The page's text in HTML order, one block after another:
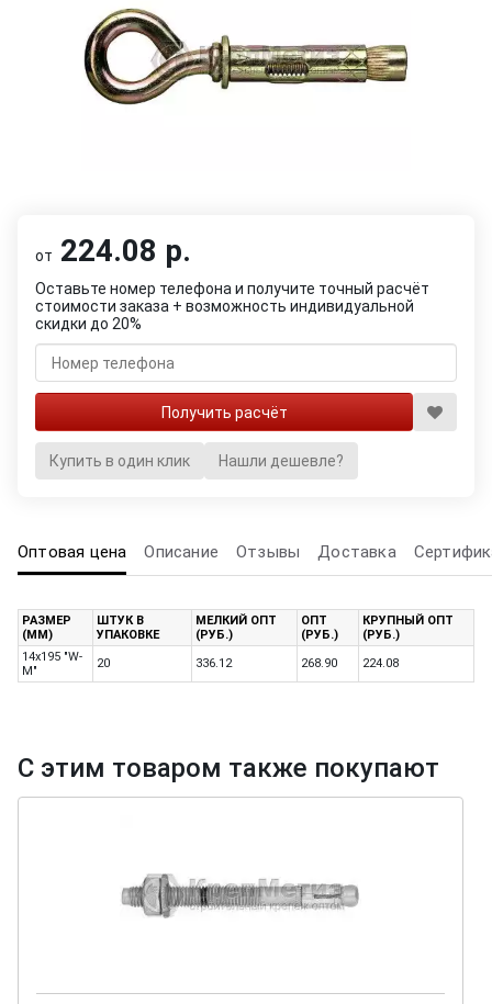
от 224.08 р.
Оставьте номер телефона и получите точный расчёт
стоимости заказа + возможность индивидуальной
скидки до 20%
Купить в один клик Нашли дешевле?
Оптовая цена Описание Отзывы Доставка
РАЗМЕР
(ММ)
ШТУК В
УПАКОВКЕ
МЕЛКИЙ ОПТ
(РУБ.)
ОПТ
(РУБ.)
КРУПНЫЙ ОПТ
(РУБ.)
14х195 "W-
M"
20 336.12 268.90 224.08
С этим товаром также покупают